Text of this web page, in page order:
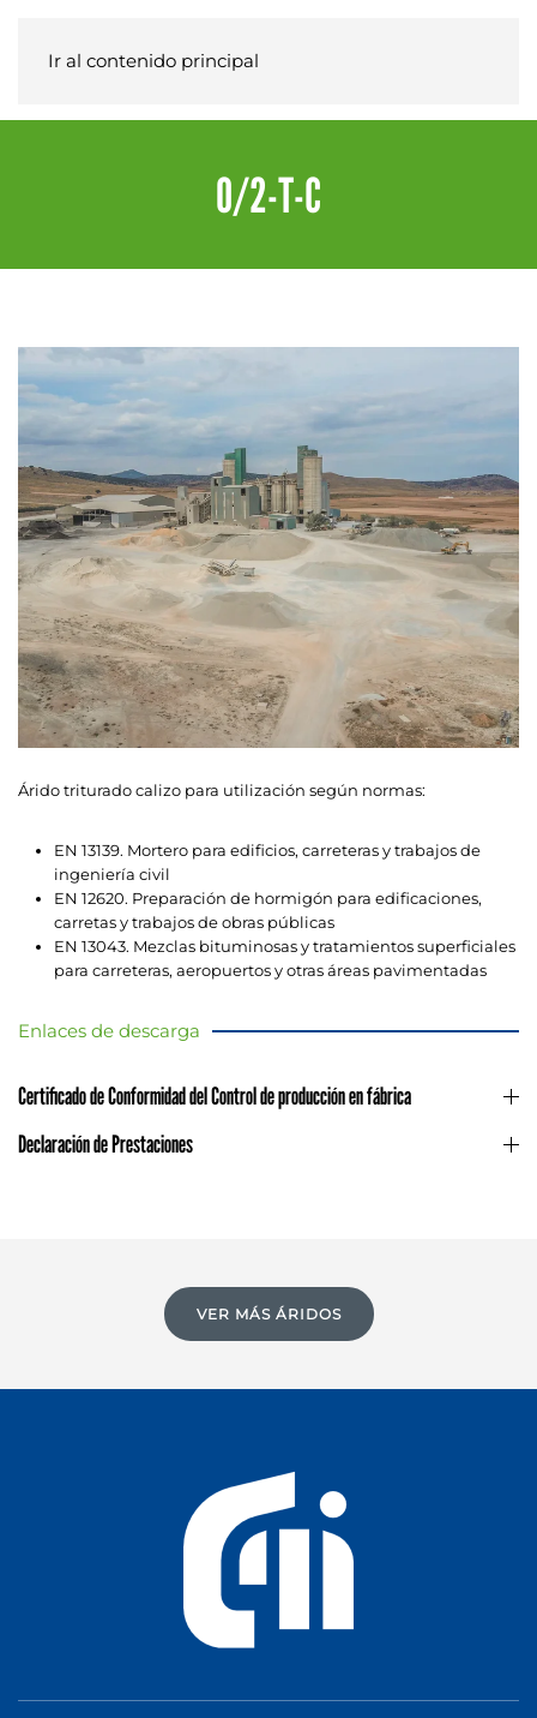
Ir al contenido principal
0/2-T-C
Árido triturado calizo para utilización según normas:
EN 13139. Mortero para edificios, carreteras y trabajos de
ingeniería civil
EN 12620. Preparación de hormigón para edificaciones,
carretas y trabajos de obras públicas
EN 13043. Mezclas bituminosas y tratamientos superficiales
para carreteras, aeropuertos y otras áreas pavimentadas
Enlaces de descarga
Certificado de Conformidad del Control de producción en fábrica
Declaración de Prestaciones
VER MÁS ÁRIDOS